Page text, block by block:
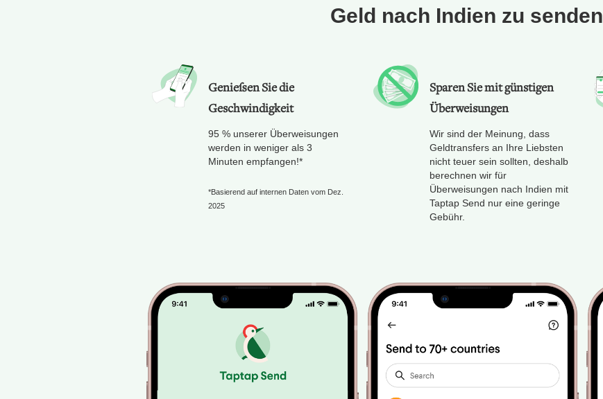
Geld nach Indien zu senden
Genießen Sie die
Geschwindigkeit
95 % unserer Überweisungen
werden in weniger als 3
Minuten empfangen!*
*Basierend auf internen Daten vom Dez.
2025
Sparen Sie mit günstigen
Überweisungen
Wir sind der Meinung, dass
Geldtransfers an Ihre Liebsten
nicht teuer sein sollten, deshalb
berechnen wir für
Überweisungen nach Indien mit
Taptap Send nur eine geringe
Gebühr.